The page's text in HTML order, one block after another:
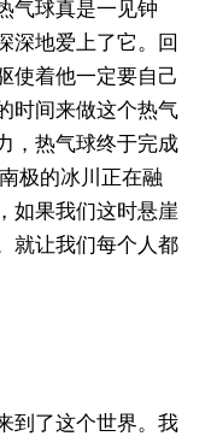
气球真是一见钟
深地爱上了它。回
使着他一定要自己
时间来做这个热气
，热气球终于完成
极的冰川正在融
如果我们这时悬崖
就让我们每个人都
了这个世界。我